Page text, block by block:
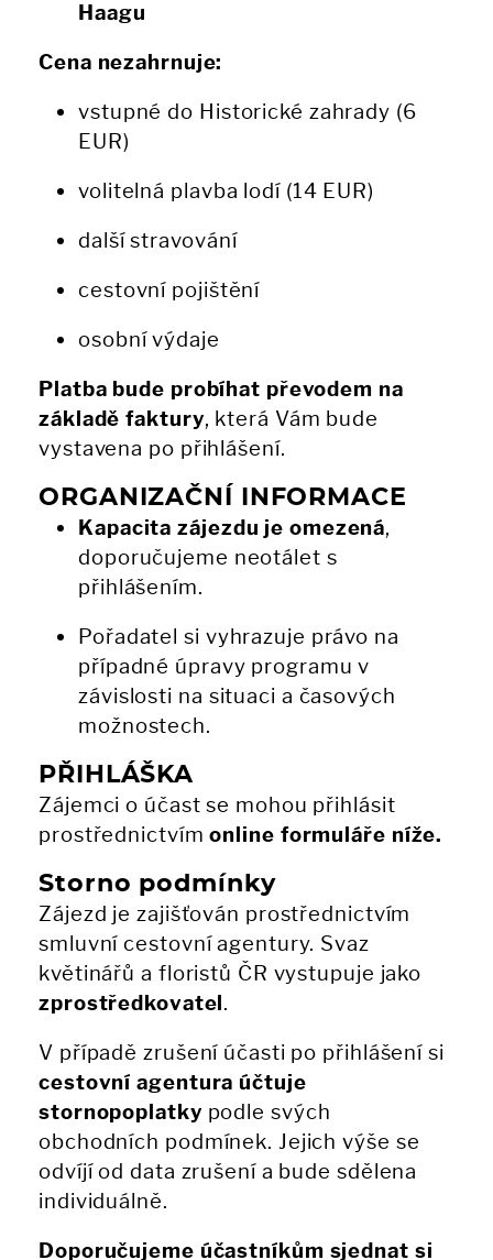
Haagu
Cena nezahrnuje:
vstupné do Historické zahrady (6
EUR)
volitelná plavba lodí (14 EUR)
další stravování
cestovní pojištění
osobní výdaje
Platba bude probíhat převodem na
základě faktury, která Vám bude
vystavena po přihlášení.
ORGANIZAČNÍ INFORMACE
Kapacita zájezdu je omezená,
doporučujeme neotálet s
přihlášením.
Pořadatel si vyhrazuje právo na
případné úpravy programu v
závislosti na situaci a časových
možnostech.
PŘIHLÁŠKA
Zájemci o účast se mohou přihlásit
prostřednictvímonline formuláře níže.
Storno podmínky
Zájezd je zajišťován prostřednictvím
smluvní cestovní agentury. Svaz
květinářů a floristů ČR vystupuje jako
zprostředkovatel.
V případě zrušení účasti po přihlášení si
cestovní agentura účtuje
stornopoplatky podle svých
obchodních podmínek. Jejich výše se
odvíjí od data zrušení a bude sdělena
individuálně.
Doporučujeme účastníkům sjednat si